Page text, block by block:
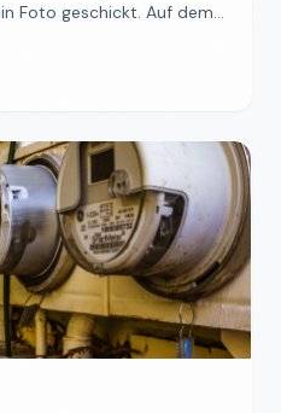
Foto geschickt. Auf dem